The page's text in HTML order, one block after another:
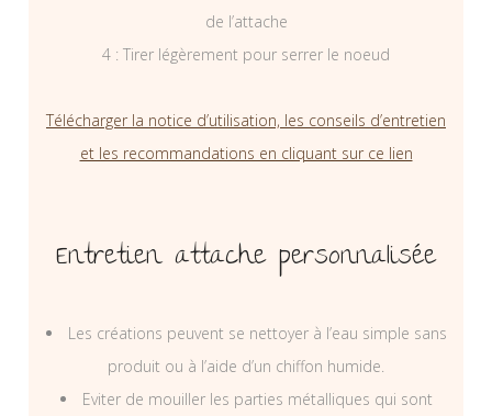
de l’attache
4 : Tirer légèrement pour serrer le noeud
Télécharger la notice d’utilisation, les conseils d’entretien
et les recommandations en cliquant sur ce lien
Entretien attache personnalisée
Les créations peuvent se nettoyer à l’eau simple sans
produit ou à l’aide d’un chiffon humide.
Eviter de mouiller les parties métalliques qui sont